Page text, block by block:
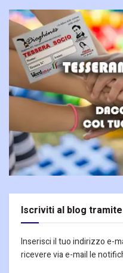
Iscriviti al blog
Inserisci il tuo indirizzo e-
ricevere via e-mail le